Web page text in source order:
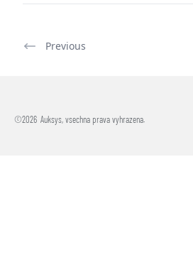
Previous
©2026 Auksys, vsechna prava vyhrazena.